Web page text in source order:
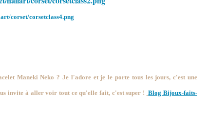
Maneki Neko ? Je l'adore et je le porte tous les jours, c'est une
invite à aller voir tout ce qu'elle fait, c'est super ! Blog Bijoux-faits-